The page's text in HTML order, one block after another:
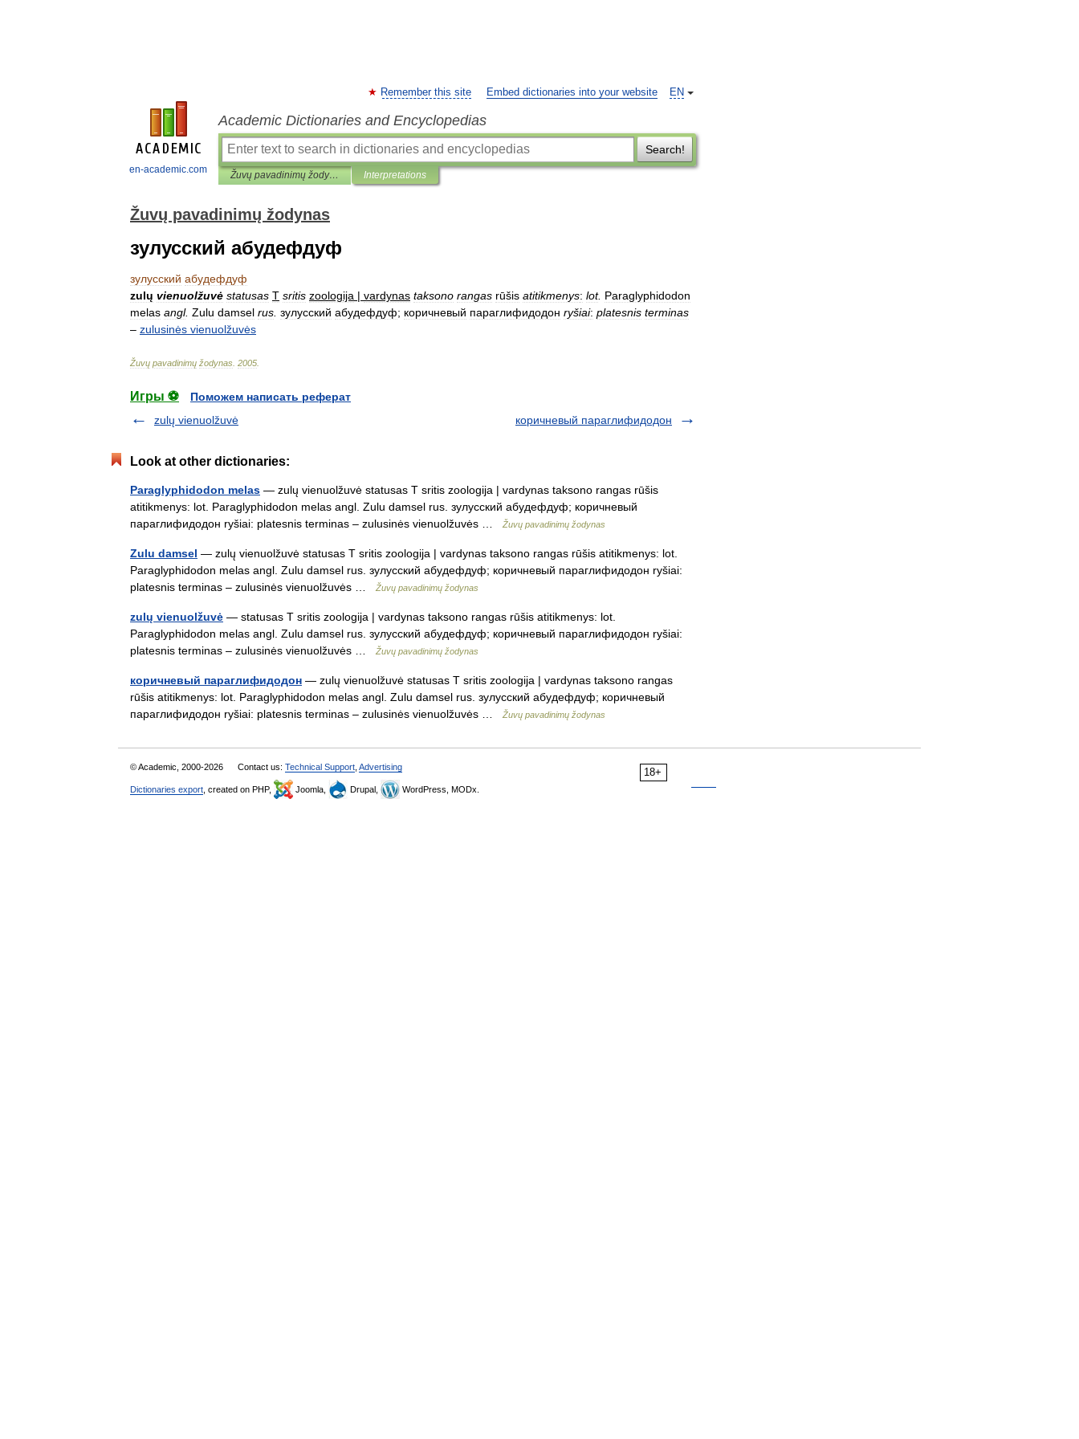
en-academic.com
EN
Remember this site Embed dictionaries into your website
Academic Dictionaries and Encyclopedias
Search!
Žuvų pavadinimų žodynas Interpretations
Žuvų pavadinimų žodynas
зулусский абудефдуф
зулусский абудефдуф
zulų vienuolžuvė statusas T sritis zoologija | vardynas taksono rangas rūšis atitikmenys: lot. Paraglyphidodon
melas angl. Zulu damsel rus зулусский абудефдуф; коричневый параглифидодон ryšiai: platesnis terminas
– zulusinės vienuolžuvės
Žuvų pavadinimų žodynas 2005
Игры ⚽
Поможем написать реферат
zulų vienuolžuvė
коричневый параглифидодон
Look at other dictionaries:
Paraglyphidodon melas — zulų vienuolžuvė statusas T sritis zoologija | vardynas taksono rangas rūšis
atitikmenys: lot. Paraglyphidodon melas angl. Zulu damsel rus. зулусский абудефдуф; коричневый
параглифидодон ryšiai: platesnis terminas – zulusinės vienuolžuvės …
Žuvų pavadinimų žodynas
Zulu damsel — zulų vienuolžuvė statusas T sritis zoologija | vardynas taksono rangas rūšis atitikmenys: lot.
Paraglyphidodon melas angl. Zulu damsel rus. зулусский абудефдуф; коричневый параглифидодон ryšiai:
platesnis terminas – zulusinės vienuolžuvės …
Žuvų pavadinimų žodynas
zulų vienuolžuvė — statusas T sritis zoologija | vardynas taksono rangas rūšis atitikmenys: lot.
Paraglyphidodon melas angl. Zulu damsel rus. зулусский абудефдуф; коричневый параглифидодон ryšiai:
platesnis terminas – zulusinės vienuolžuvės …
Žuvų pavadinimų žodynas
коричневый параглифидодон — zulų vienuolžuvė statusas T sritis zoologija | vardynas taksono rangas
rūšis atitikmenys: lot. Paraglyphidodon melas angl. Zulu damsel rus. зулусский абудефдуф; коричневый
параглифидодон ryšiai: platesnis terminas – zulusinės vienuolžuvės …
Žuvų pavadinimų žodynas
18+
© Academic, 2000-2026 Contact us: Technical Support Advertising
Dictionaries export , created on PHP, Joomla, Drupal, WordPress, MODx.